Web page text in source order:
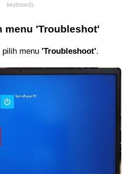
keyboard).
menu 'Troubleshot'
pilih menu 'Troubleshoot'.